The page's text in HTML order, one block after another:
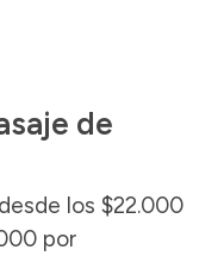
de
los $22.000
por